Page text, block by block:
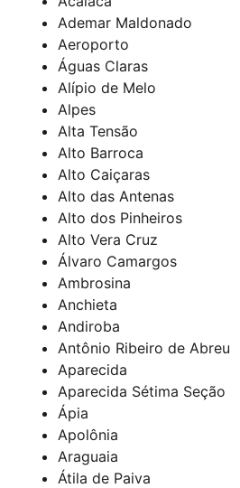
Ademar Maldonado
Aeroporto
Águas Claras
Alípio de Melo
Alpes
Alta Tensão
Alto Barroca
Alto Caiçaras
Alto das Antenas
Alto dos Pinheiros
Alto Vera Cruz
Álvaro Camargos
Ambrosina
Anchieta
Andiroba
Antônio Ribeiro de Abreu
Aparecida
Aparecida Sétima Seção
Ápia
Apolônia
Araguaia
Átila de Paiva